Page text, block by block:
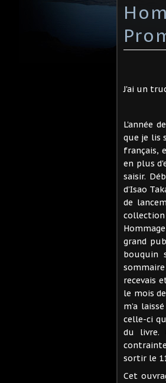
J'ai un
L'année
que je lis
français,
en plus
saisir.
d’Isao
de
grand
bouquin
recevais
le mois
m’a
celle-ci
du livre.
sortir le
Cet